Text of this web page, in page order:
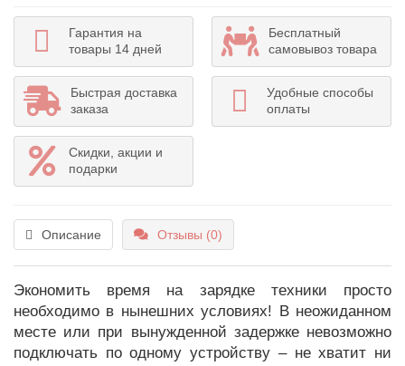
Гарантия на
товары 14 дней
Бесплатный
самовывоз товара
Быстрая доставка
заказа
Удобные способы
оплаты
Скидки, акции и
подарки
Описание Отзывы (0)
Экономить время на зарядке техники просто
необходимо в нынешних условиях! В неожиданном
месте или при вынужденной задержке невозможно
подключать по одному устройству – не хватит ни